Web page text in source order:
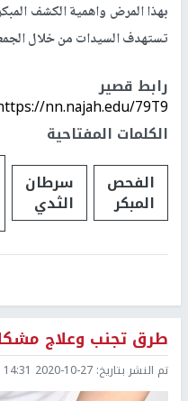
بهذا المرض واهمية الكشف
تستهدف السيدات من خلال
رابط قصير
nn.najah.edu/79T9/
الكلمات المفتاحية
الفحص
المبكر
سرطان
الثدي
طرق تجنب وعلاج
تم النشر بتاريخ: 2020-10-27 14:31